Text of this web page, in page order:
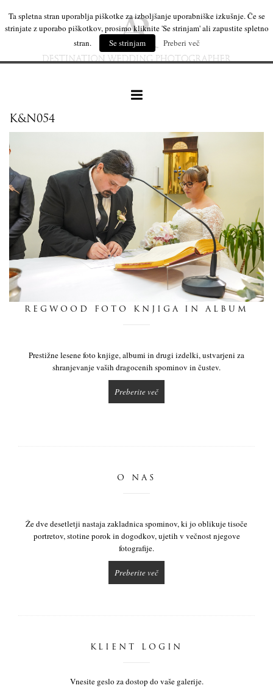
naše delo
leseni izdelki
mi
K&N054
REGWOOD FOTO KNJIGA IN ALBUM
Prestižne lesene foto knjige, albumi in drugi izdelki, ustvarjeni za
shranjevanje vaših dragocenih spominov in čustev.
Preberite več
O NAS
Že dve desetletji nastaja zakladnica spominov, ki jo oblikuje tisoče
portretov, stotine porok in dogodkov, ujetih v večnost njegove
fotografije.
Preberite več
KLIENT LOGIN
Vnesite geslo za dostop do vaše galerije.
Ta spletna stran uporablja piškotke za izboljšanje uporabniške izkušnje. Če se
strinjate z uporabo piškotkov, prosimo kliknite 'Se strinjam' ali zapustite spletno
stran.
Se strinjam Preberi več